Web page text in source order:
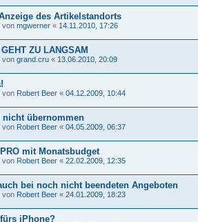
des Artikelstandorts
von mgwerner « 14.11.2010, 17:26
ZU LANGSAM
von grand.cru « 13.06.2010, 20:09
von Robert Beer « 04.12.2009, 10:44
übernommen
von Robert Beer « 04.05.2009, 06:37
mit Monatsbudget
von Robert Beer « 22.02.2009, 12:35
bei noch nicht beendeten Angeboten
von Robert Beer « 24.01.2009, 18:23
iPhone?